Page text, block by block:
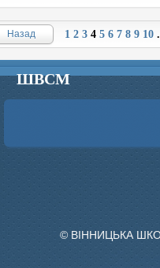
Назад 1 2 3 4 5 6 7 8 9 10
ШВСМ
© ВІННИЦЬКА